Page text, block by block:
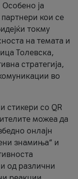
ја
кои се
токму
на темата и
Толевска,
стратегија,
во
стикери со QR
можеа да
онлајн
знамиња“ и
од различни